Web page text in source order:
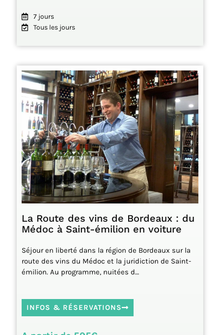
7 jours
Tous les jours
La Route des vins de Bordeaux : du
Médoc à Saint-émilion en voiture
Séjour en liberté dans la région de Bordeaux sur la
route des vins du Médoc et la juridiction de Saint-
émilion. Au programme, nuitées d…
INFOS & RÉSERVATIONS